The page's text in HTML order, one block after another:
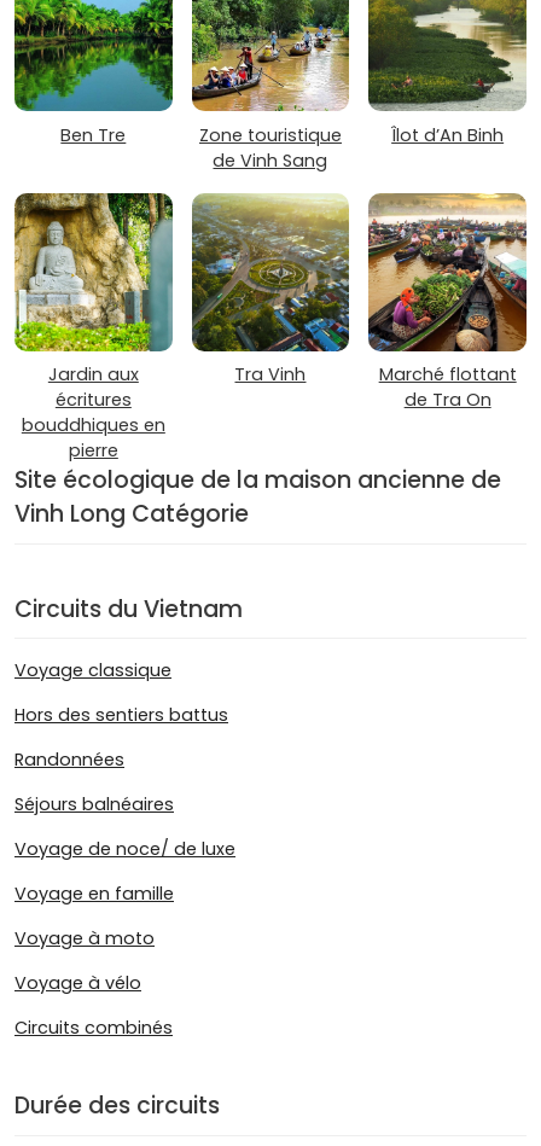
Ben Tre
Zone touristique
de Vinh Sang
Îlot d’An Binh
Jardin aux
écritures
bouddhiques en
pierre
Tra Vinh
Marché flottant
de Tra On
Site écologique de la maison ancienne de
Vinh Long Catégorie
Circuits du Vietnam
Voyage classique
Hors des sentiers battus
Randonnées
Séjours balnéaires
Voyage de noce/ de luxe
Voyage en famille
Voyage à moto
Voyage à vélo
Circuits combinés
Durée des circuits